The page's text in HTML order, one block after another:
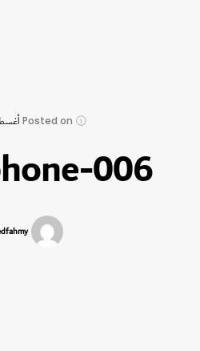
أغسطس
006-smartphone